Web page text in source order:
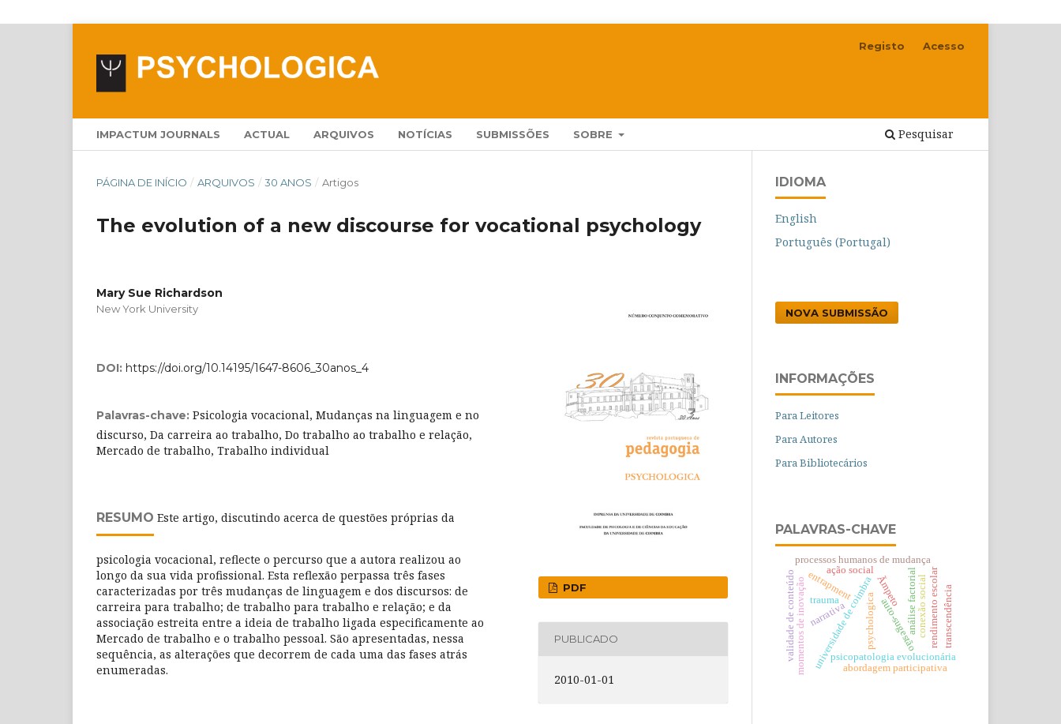
IMPACTUM JOURNALS ACTUAL ARQUIVOS NOTÍCIAS SUBMISSÕES SOBRE Pesquisar
Registo Acesso
PÁGINA DE INÍCIO / ARQUIVOS / 30 ANOS / Artigos
The evolution of a new discourse for vocational psychology
Mary Sue Richardson
New York University
DOI: https://doi.org/10.14195/1647-8606_30anos_4
Palavras-chave: Psicologia vocacional, Mudanças na linguagem e no
discurso, Da carreira ao trabalho, Do trabalho ao trabalho e relação,
Mercado de trabalho, Trabalho individual
RESUMO Este artigo, discutindo acerca de questões próprias da
psicologia vocacional, reflecte o percurso que a autora realizou ao
longo da sua vida profissional. Esta reflexão perpassa três fases
caracterizadas por três mudanças de linguagem e dos discursos: de
carreira para trabalho; de trabalho para trabalho e relação; e da
associação estreita entre a ideia de trabalho ligada especificamente ao
Mercado de trabalho e o trabalho pessoal. São apresentadas, nessa
sequência, as alterações que decorrem de cada uma das fases atrás
enumeradas.
PDF
PUBLICADO
2010-01-01
IDIOMA
English
Português (Portugal)
NOVA SUBMISSÃO
INFORMAÇÕES
Para Leitores
Para Autores
Para Bibliotecários
PALAVRAS-CHAVE
auto-sugestão
universidade de coimbra
psychologica análise factorial
narrativa
processos humanos de mudança
momentos de inovaçãoentrapment
psicopatologia evolucionária
validade de conteúdo
abordagem participativa
conexão social
ação social rendimento escolar
trauma transcendência
Ãmpeto